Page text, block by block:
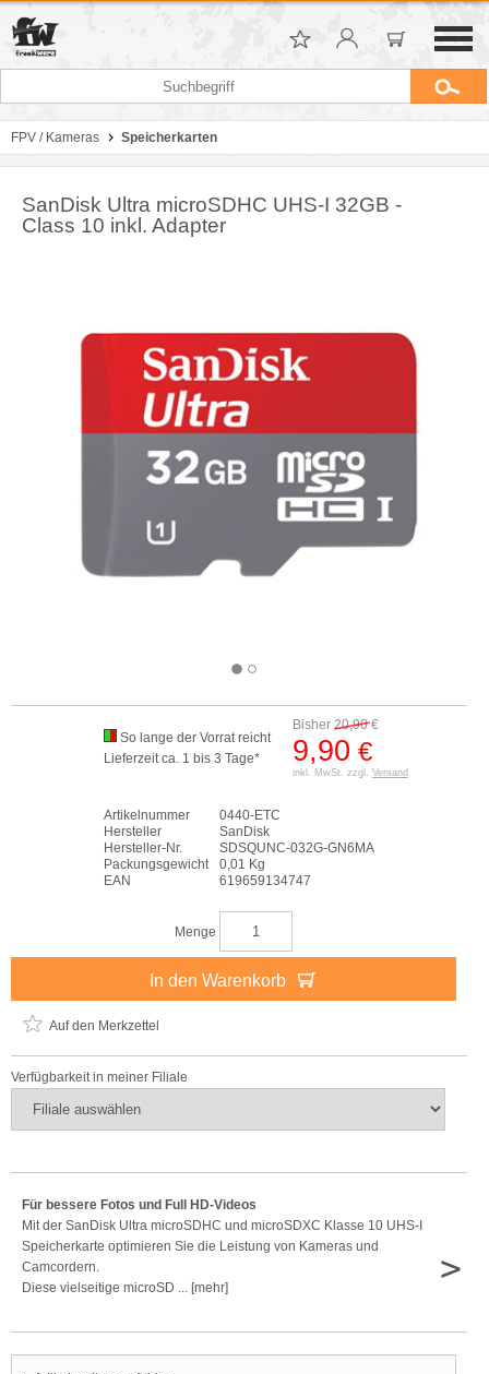
FPV / Kameras Speicherkarten
SanDisk Ultra microSDHC UHS-I 32GB -
Class 10 inkl. Adapter
Bisher 20,90€
9,90 €
inkl. MwSt. zzgl. Versand
So lange der Vorrat reicht
Lieferzeit ca. 1 bis 3 Tage*
Artikelnummer
0440-ETC
Hersteller
SanDisk
Hersteller-Nr.
SDSQUNC-032G-GN6MA
Packungsgewicht
0,01 Kg
EAN
619659134747
Menge
In den Warenkorb
Auf den Merkzettel
Verfügbarkeit in meiner Filiale
Für bessere Fotos und Full HD-Videos
Mit der SanDisk Ultra microSDHC und microSDXC Klasse 10 UHS-I
Speicherkarte optimieren Sie die Leistung von Kameras und
Camcordern.
Diese vielseitige microSD ... [mehr]
>